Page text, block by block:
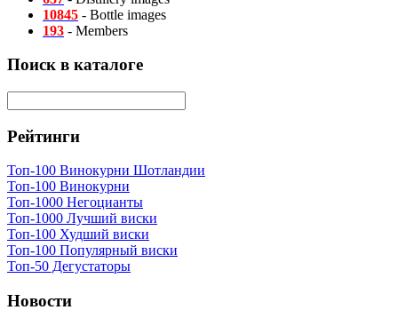
10845 - Bottle images
193 - Members
Поиск в каталоге
Рейтинги
Топ-100 Винокурни Шотландии
Топ-100 Винокурни
Топ-1000 Негоцианты
Топ-1000 Лучший виски
Топ-100 Худший виски
Топ-100 Популярный виски
Топ-50 Дегустаторы
Новости